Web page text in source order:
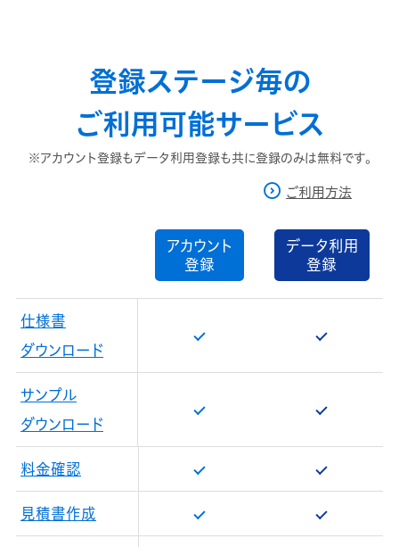
登録ステージ毎の
ご利用可能サービス
※アカウント登録もデータ利用登録も共に登録のみは無料です。
ご利用方法
アカウント
登録
データ利用
登録
仕様書
ダウンロード
サンプル
ダウンロード
料金確認
見積書作成